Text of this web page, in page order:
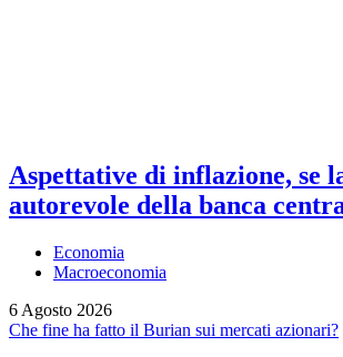
Aspettative di inflazione, se
autorevole della banca
Economia
Macroeconomia
6 Agosto 2026
Che fine ha fatto il Burian sui mercati azionari?